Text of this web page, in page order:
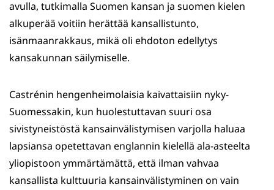
avulla, tutkimalla Suomen kansan ja suomen kielen
alkuperää voitiin herättää kansallistunto,
isänmaanrakkaus, mikä oli ehdoton edellytys
kansakunnan säilymiselle.
Castrénin hengenheimolaisia kaivattaisiin nyky-
Suomessakin, kun huolestuttavan suuri osa
sivistyneistöstä kansainvälistymisen varjolla haluaa
lapsiansa opetettavan englannin kielellä ala-asteelta
yliopistoon ymmärtämättä, että ilman vahvaa
kansallista kulttuuria kansainvälistyminen on vain